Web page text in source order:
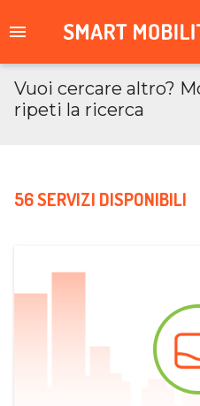
Vuoi cercare altro?
ripeti la ricerca
56 SERVIZI DISPONIBILI